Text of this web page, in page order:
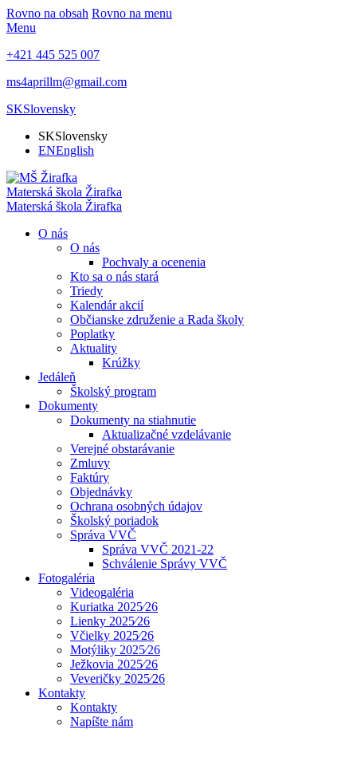
Rovno na obsah Rovno na menu
Menu
+421 445 525 007
ms4aprillm@gmail.com
SKSlovensky
SKSlovensky
ENEnglish
Materská škola Žirafka
Materská škola Žirafka
O nás
O nás
Pochvaly a ocenenia
Kto sa o nás stará
Triedy
Kalendár akcií
Občianske združenie a Rada školy
Poplatky
Aktuality
Krúžky
Jedáleň
Školský program
Dokumenty
Dokumenty na stiahnutie
Aktualizačné vzdelávanie
Verejné obstarávanie
Zmluvy
Faktúry
Objednávky
Ochrana osobných údajov
Školský poriadok
Správa VVČ
Správa VVČ 2021-22
Schválenie Správy VVČ
Fotogaléria
Videogaléria
Kuriatka 2025⁄26
Lienky 2025⁄26
Včielky 2025⁄26
Motýliky 2025⁄26
Ježkovia 2025⁄26
Veveričky 2025⁄26
Kontakty
Kontakty
Napíšte nám